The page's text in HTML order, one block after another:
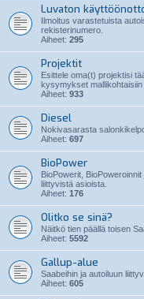
Luvaton
Ilmoitus varastetuista
rekisterinumero.
Aiheet: 295
Projektit
Esittele oma(t) projektisi
kysymykset mallikohtaisiin
Aiheet: 933
Diesel
Nokivasarasta
Aiheet: 697
BioPower
BioPowerit,
liittyvistä asioista.
Aiheet: 176
Olitko se sinä?
Näitkö tien päällä toisen
Aiheet: 5592
Gallup-alue
Saabeihin ja autoiluun
Aiheet: 605